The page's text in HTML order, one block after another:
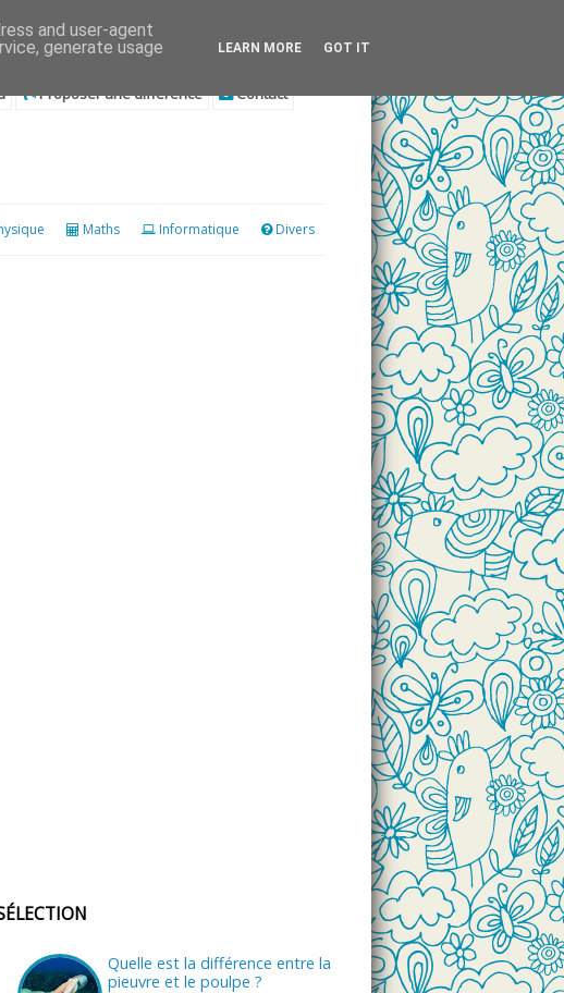
Proposer une différence Contact
Maths Informatique Divers
Quelle est la différence entre la
pieuvre et le poulpe ?
and user-agent
generate usage
LEARN MORE GOT IT